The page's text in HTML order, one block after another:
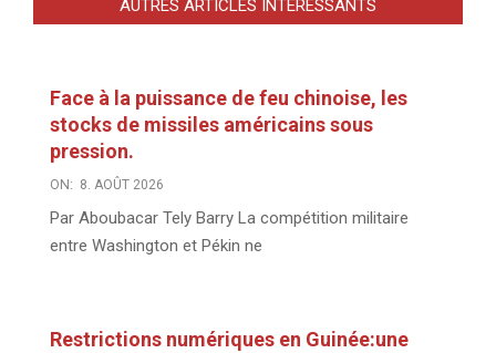
AUTRES ARTICLES INTÉRESSANTS
Face à la puissance de feu chinoise, les
stocks de missiles américains sous
pression.
ON: 8. AOÛT 2026
Par Aboubacar Tely Barry La compétition militaire
entre Washington et Pékin ne
Restrictions numériques en Guinée:une